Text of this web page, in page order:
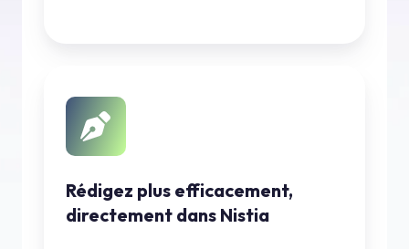
Rédigez plus efficacement,
directement dans Nistia